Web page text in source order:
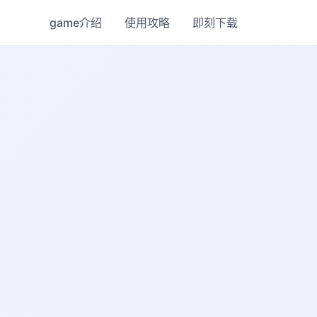
game介绍 使用攻略 即刻下载